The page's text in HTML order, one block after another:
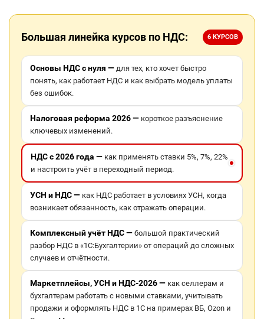
Большая линейка курсов по НДС: 6 КУРСОВ
Основы НДС с нуля — для тех, кто хочет быстро
понять, как работает НДС и как выбрать модель уплаты
без ошибок.
Налоговая реформа 2026 — короткое разъяснение
ключевых изменений.
НДС с 2026 года — как применять ставки 5%, 7%, 22%
и настроить учёт в переходный период.
УСН и НДС — как НДС работает в условиях УСН, когда
возникает обязанность, как отражать операции.
Комплексный учёт НДС — большой практический
разбор НДС в «1С:Бухгалтерии» от операций до сложных
случаев и отчётности.
Маркетплейсы, УСН и НДС-2026 — как селлерам и
бухгалтерам работать с новыми ставками, учитывать
продажи и оформлять НДС в 1С на примерах ВБ, Ozon и